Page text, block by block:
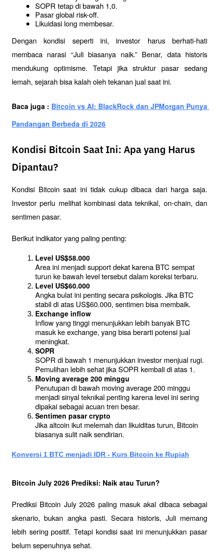
SOPR tetap di bawah 1,0.
Pasar global risk-off.
Likuidasi long membesar.
Dengan kondisi seperti ini, investor harus berhati-hati
membaca narasi “Juli biasanya naik.” Benar, data historis
mendukung optimisme. Tetapi jika struktur pasar sedang
lemah, sejarah bisa kalah oleh tekanan jual saat ini.
Baca juga : Bitcoin vs AI: BlackRock dan JPMorgan Punya
Pandangan Berbeda di 2026
Kondisi Bitcoin Saat Ini: Apa yang Harus
Dipantau?
Kondisi Bitcoin saat ini tidak cukup dibaca dari harga saja.
Investor perlu melihat kombinasi data teknikal, on-chain, dan
sentimen pasar.
Berikut indikator yang paling penting:
Level US$58.000
Area ini menjadi support dekat karena BTC sempat
turun ke bawah level tersebut dalam koreksi terbaru.
Level US$60.000
Angka bulat ini penting secara psikologis. Jika BTC
stabil di atas US$60.000, sentimen bisa membaik.
Exchange inflow
Inflow yang tinggi menunjukkan lebih banyak BTC
masuk ke exchange, yang bisa berarti potensi jual
meningkat.
SOPR
SOPR di bawah 1 menunjukkan investor menjual rugi.
Pemulihan lebih sehat jika SOPR kembali di atas 1.
Moving average 200 minggu
Penutupan di bawah moving average 200 minggu
menjadi sinyal teknikal penting karena level ini sering
dipakai sebagai acuan tren besar.
Sentimen pasar crypto
Jika altcoin ikut melemah dan likuiditas turun, Bitcoin
biasanya sulit naik sendirian.
Konversi 1 BTC menjadi IDR - Kurs Bitcoin ke Rupiah
Bitcoin July 2026 Prediksi: Naik atau Turun?
Prediksi Bitcoin July 2026 paling masuk akal dibaca sebagai
skenario, bukan angka pasti. Secara historis, Juli memang
lebih sering positif. Tetapi kondisi saat ini menunjukkan pasar
belum sepenuhnya sehat.